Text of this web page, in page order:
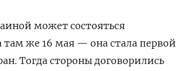
может состояться
же 16 мая — она стала первой
Тогда стороны договорились